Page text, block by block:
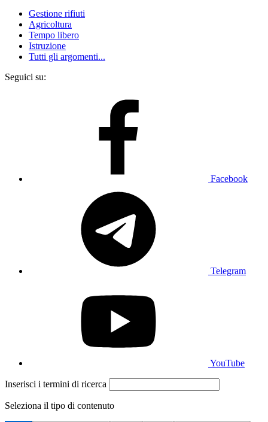
Gestione rifiuti
Agricoltura
Tempo libero
Istruzione
Tutti gli argomenti...
Seguici su:
Facebook
Telegram
YouTube
Inserisci i termini di ricerca
Seleziona il tipo di contenuto